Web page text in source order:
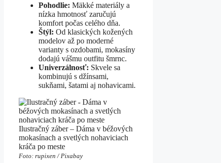
Pohodlie: Mäkké materiály a
nízka hmotnosť zaručujú
komfort počas celého dňa.
Štýl: Od klasických kožených
modelov až po moderné
varianty s ozdobami, mokasíny
dodajú vášmu outfitu šmrnc.
Univerzálnosť: Skvele sa
kombinujú s džínsami,
sukňami, šatami aj nohavicami.
Ilustračný záber – Dáma v béžových
mokasínach a svetlých nohaviciach
kráča po meste
Foto: rupixen / Pixabay